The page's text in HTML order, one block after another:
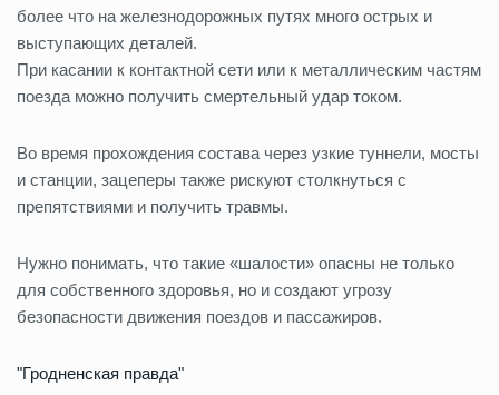
более что на железнодорожных путях много острых и
выступающих деталей.
При касании к контактной сети или к металлическим частям
поезда можно получить смертельный удар током.
Во время прохождения состава через узкие туннели, мосты
и станции, зацеперы также рискуют столкнуться с
препятствиями и получить травмы.
Нужно понимать, что такие «шалости» опасны не только
для собственного здоровья, но и создают угрозу
безопасности движения поездов и пассажиров.
"Гродненская правда"